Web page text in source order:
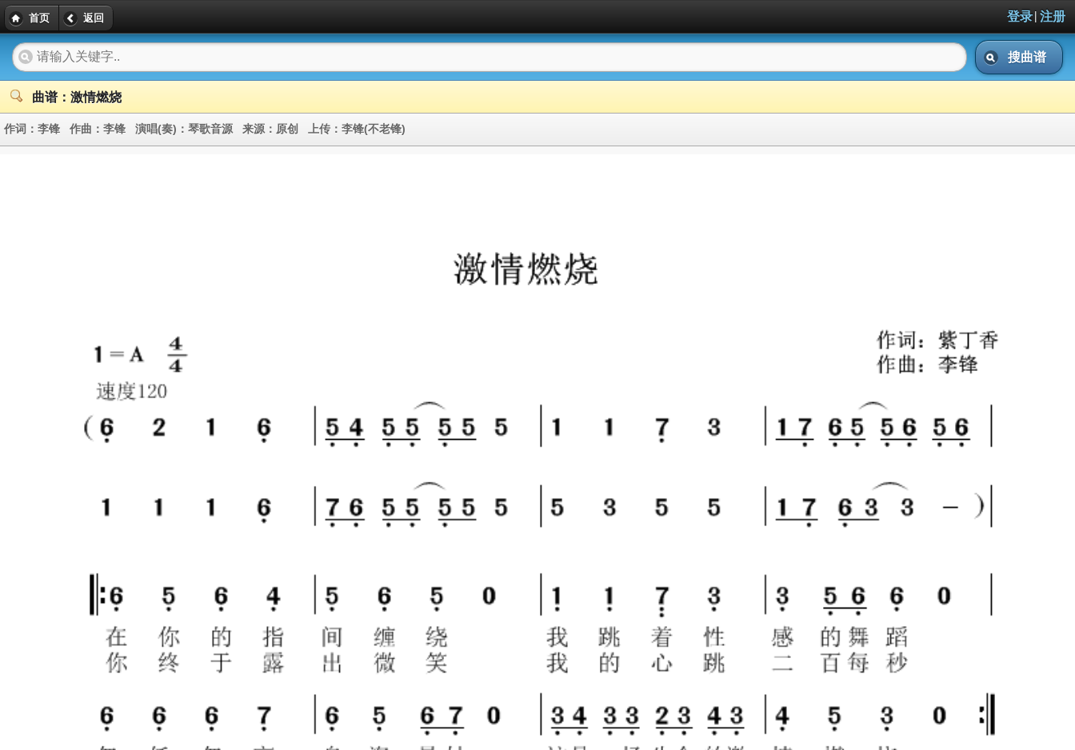
首页 返回 登录| 注册
搜曲谱
曲谱：激情燃烧
作词： 李锋 作曲： 李锋 演唱(奏)： 琴歌音源 来源： 原创 上传： 李锋(不老锋)